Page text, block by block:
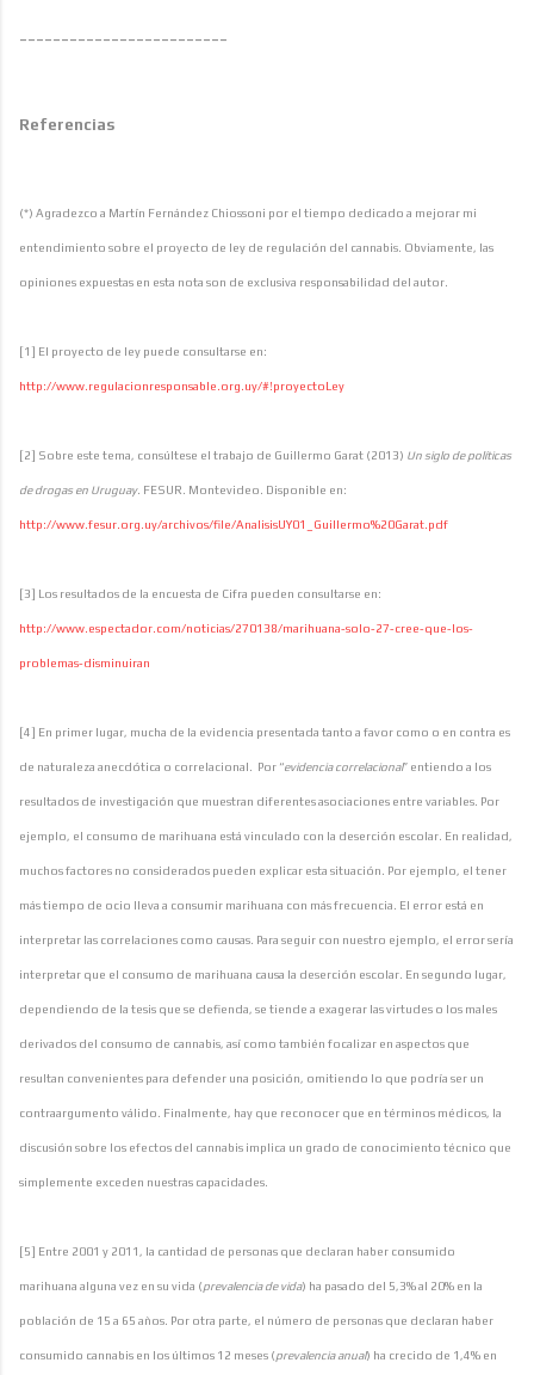
-------------------------
Referencias
(*) Agradezco a Martín Fernández Chiossoni por el tiempo dedicado a mejorar mi
entendimiento sobre el proyecto de ley de regulación del cannabis. Obviamente, las
opiniones expuestas en esta nota son de exclusiva responsabilidad del autor.
[1] El proyecto de ley puede consultarse en:
http://www.regulacionresponsable.org.uy/#!proyectoLey
[2] Sobre este tema, consúltese el trabajo de Guillermo Garat (2013) Un siglo de políticas
de drogas en Uruguay. FESUR. Montevideo. Disponible en:
http://www.fesur.org.uy/archivos/file/AnalisisUY01_Guillermo%20Garat.pdf
[3] Los resultados de la encuesta de Cifra pueden consultarse en:
http://www.espectador.com/noticias/270138/marihuana-solo-27-cree-que-los-
problemas-disminuiran
[4] En primer lugar, mucha de la evidencia presentada tanto a favor como o en contra es
de naturaleza anecdótica o correlacional. Por “evidencia correlacional” entiendo a los
resultados de investigación que muestran diferentes asociaciones entre variables. Por
ejemplo, el consumo de marihuana está vinculado con la deserción escolar. En realidad,
muchos factores no considerados pueden explicar esta situación. Por ejemplo, el tener
más tiempo de ocio lleva a consumir marihuana con más frecuencia. El error está en
interpretar las correlaciones como causas. Para seguir con nuestro ejemplo, el error sería
interpretar que el consumo de marihuana causa la deserción escolar. En segundo lugar,
dependiendo de la tesis que se defienda, se tiende a exagerar las virtudes o los males
derivados del consumo de cannabis, así como también focalizar en aspectos que
resultan convenientes para defender una posición, omitiendo lo que podría ser un
contraargumento válido. Finalmente, hay que reconocer que en términos médicos, la
discusión sobre los efectos del cannabis implica un grado de conocimiento técnico que
simplemente exceden nuestras capacidades.
[5] Entre 2001 y 2011, la cantidad de personas que declaran haber consumido
marihuana alguna vez en su vida (prevalencia de vida) ha pasado del 5,3% al 20% en la
población de 15 a 65 años. Por otra parte, el número de personas que declaran haber
consumido cannabis en los últimos 12 meses (prevalencia anual) ha crecido de 1,4% en